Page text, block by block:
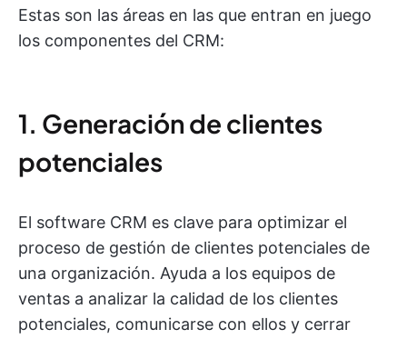
Estas son las áreas en las que entran en juego
los componentes del CRM:
1. Generación de clientes
potenciales
El software CRM es clave para optimizar el
proceso de gestión de clientes potenciales de
una organización. Ayuda a los equipos de
ventas a analizar la calidad de los clientes
potenciales, comunicarse con ellos y cerrar